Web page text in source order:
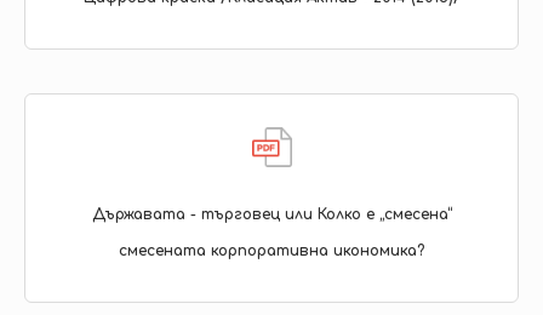
Държавата - търговец или Колко е „смесена“
смесената корпоративна икономика?